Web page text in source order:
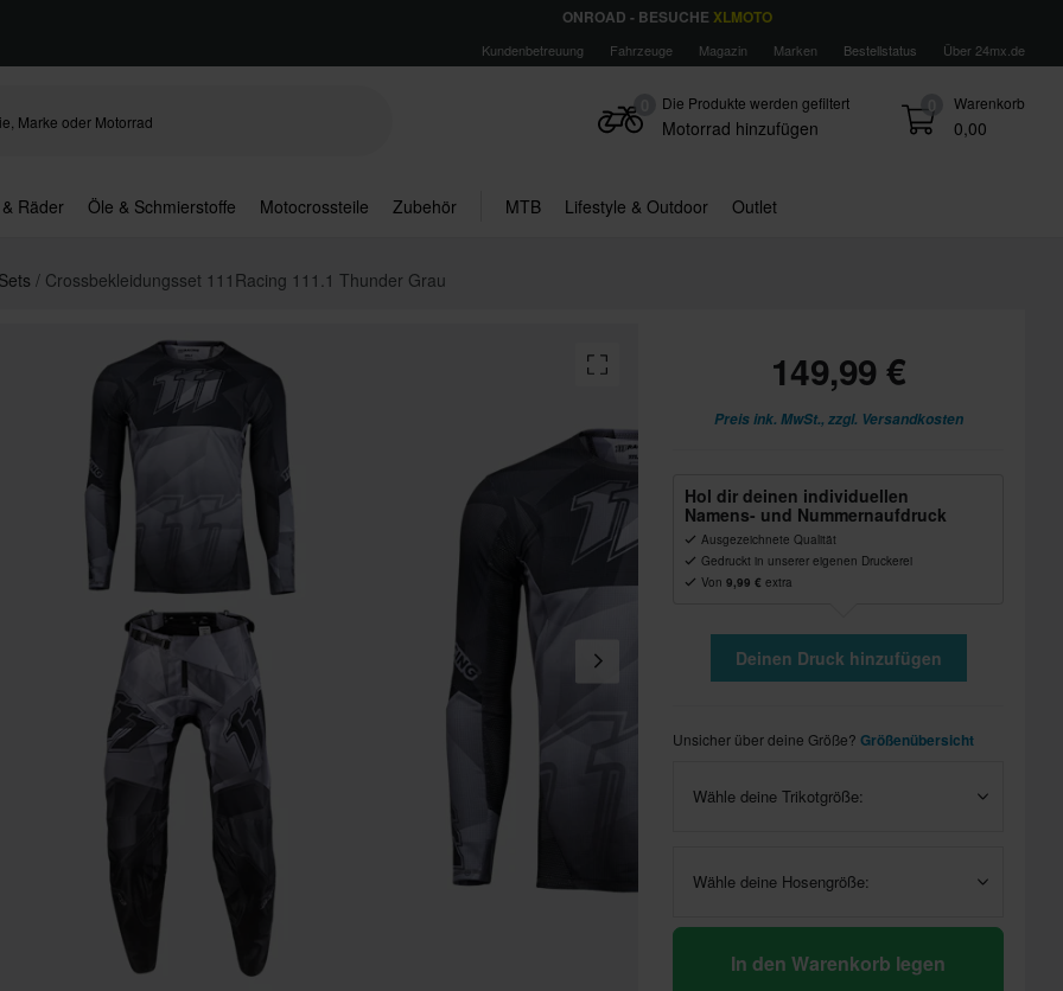
ONROAD - BESUCHE XLMOTO
Kundenbetreuung Fahrzeuge Magazin Marken Bestellstatus Über 24mx.de
0 Warenkorb
0,00
Die Produkte werden gefiltert
Motorrad hinzufügen
Räder Öle & Schmierstoffe Motocrossteile Zubehör MTB Lifestyle & Outdoor Outlet
Crossbekleidungsset 111Racing 111.1 Thunder Grau
149,99 €
Preis ink. MwSt., zzgl. Versandkosten
Hol dir deinen individuellen
Namens- und Nummernaufdruck
Ausgezeichnete Qualität
Gedruckt in unserer eigenen Druckerei
Von 9,99 € extra
Deinen Druck hinzufügen
Unsicher über deine Größe? Größenübersicht
Wähle deine Trikotgröße:
Wähle deine Hosengröße:
In den Warenkorb legen